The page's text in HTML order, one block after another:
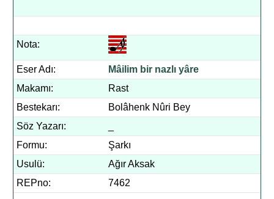
Nota:
Eser Adı:
Mâilim bir nazlı yâre
Makamı:
Rast
Bestekarı:
Bolâhenk Nûri Bey
Söz Yazarı:
Formu:
Şarkı
Usulü:
Ağır Aksak
REPno:
7462